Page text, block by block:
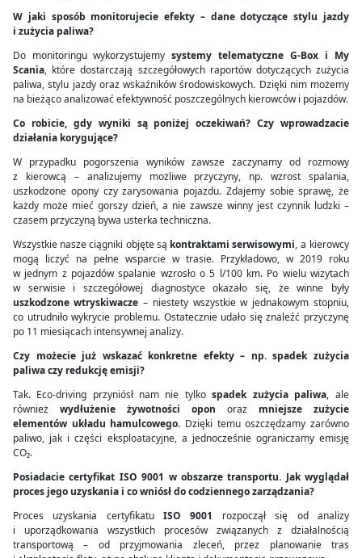
W jaki sposób monitorujecie efekty – dane dotyczące stylu jazdy
i zużycia paliwa?
Do monitoringu wykorzystujemy systemy telematyczne G-Box i My
Scania, które dostarczają szczegółowych raportów dotyczących zużycia
paliwa, stylu jazdy oraz wskaźników środowiskowych. Dzięki nim możemy
na bieżąco analizować efektywność poszczególnych kierowców i pojazdów.
Co robicie, gdy wyniki są poniżej oczekiwań? Czy wprowadzacie
działania korygujące?
W przypadku pogorszenia wyników zawsze zaczynamy od rozmowy
z kierowcą – analizujemy możliwe przyczyny, np. wzrost spalania,
uszkodzone opony czy zarysowania pojazdu. Zdajemy sobie sprawę, że
każdy może mieć gorszy dzień, a nie zawsze winny jest czynnik ludzki –
czasem przyczyną bywa usterka techniczna.
Wszystkie nasze ciągniki objęte są kontraktami serwisowymi, a kierowcy
mogą liczyć na pełne wsparcie w trasie. Przykładowo, w 2019 roku
w jednym z pojazdów spalanie wzrosło o 5 l/100 km. Po wielu wizytach
w serwisie i szczegółowej diagnostyce okazało się, że winne były
uszkodzone wtryskiwacze – niestety wszystkie w jednakowym stopniu,
co utrudniło wykrycie problemu. Ostatecznie udało się znaleźć przyczynę
po 11 miesiącach intensywnej analizy.
Czy możecie już wskazać konkretne efekty – np. spadek zużycia
paliwa czy redukcję emisji?
Tak. Eco-driving przyniósł nam nie tylko spadek zużycia paliwa, ale
również wydłużenie żywotności opon oraz mniejsze zużycie
elementów układu hamulcowego. Dzięki temu oszczędzamy zarówno
paliwo, jak i części eksploatacyjne, a jednocześnie ograniczamy emisję
CO₂.
Posiadacie certyfikat ISO 9001 w obszarze transportu. Jak wyglądał
proces jego uzyskania i co wniósł do codziennego zarządzania?
Proces uzyskania certyfikatu ISO 9001
rozpoczął się od analizy
i uporządkowania wszystkich procesów związanych z działalnością
transportową – od przyjmowania zleceń, przez planowanie tras